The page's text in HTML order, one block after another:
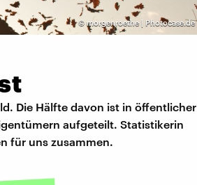
© morgenroethe | Photocase.de
Die Hälfte davon ist in öffentlicher
aufgeteilt. Statistikerin
für uns zusammen.